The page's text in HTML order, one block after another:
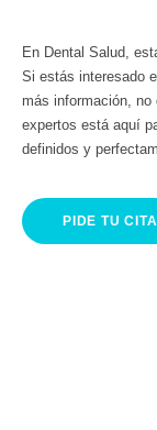
En Dental Salud,
Si estás interesado
más información,
expertos está aquí
definidos y
PIDE TU CITA